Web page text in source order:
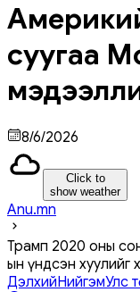
суугаа
8/6/2026
Click to
show weather
Anu.mn
Трамп 2020 оны
ын үндсэн хуулийг
ДэлхийНийгэмУлс